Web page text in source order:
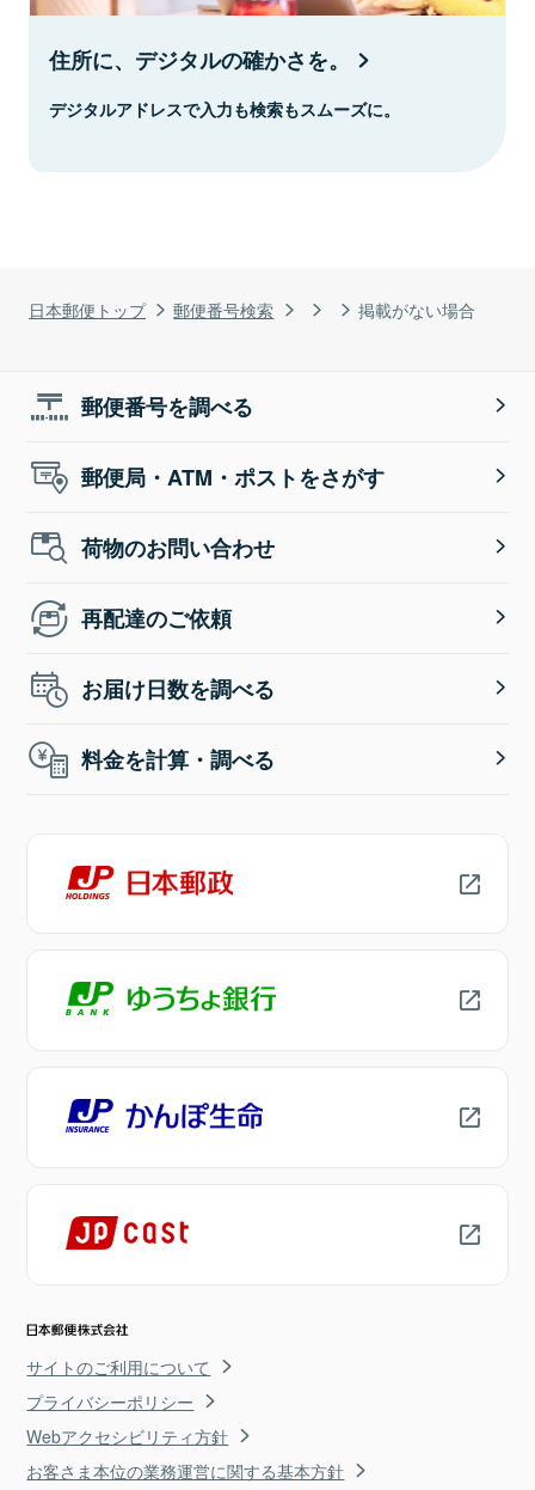
日本郵便トップ 郵便番号検索 掲載がない場合
住所に、デジタルの確かさを。
デジタルアドレスで入力も検索もスムーズに。
郵便番号を調べる
郵便局・ATM・ポストをさがす
荷物のお問い合わせ
再配達のご依頼
お届け日数を調べる
料金を計算・調べる
サイトのご利用について
プライバシーポリシー
Webアクセシビリティ方針
お客さま本位の業務運営に関する基本方針